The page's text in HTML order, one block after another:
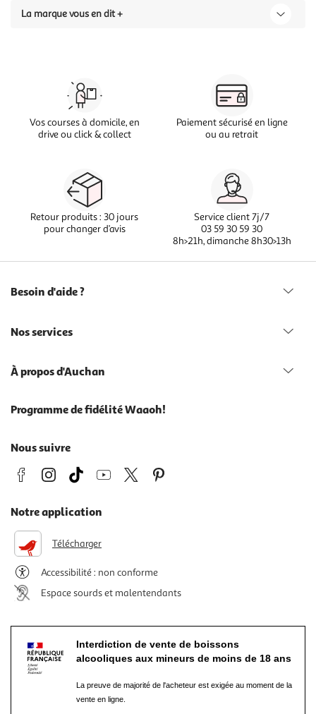
La marque vous en dit +
Vos courses à domicile, en
drive ou click & collect
Paiement sécurisé en ligne
ou au retrait
Retour produits : 30 jours
pour changer d’avis
Service client 7j/7
03 59 30 59 30
8h>21h, dimanche 8h30>13h
Besoin d'aide ?
Nos services
À propos d'Auchan
Programme de fidélité Waaoh!
Nous suivre
Notre application
Télécharger
Accessibilité : non conforme
Espace sourds et malentendants
Interdiction de vente de boissons
alcooliques aux mineurs de moins de 18 ans
La preuve de majorité de l'acheteur est exigée au moment de la
vente en ligne.